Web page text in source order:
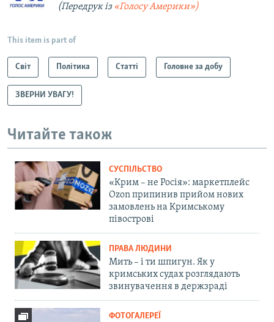
(Передрук із «Голосу Америки»)
This item is part of
Світ Політика Статті Головне за добу
ЗВЕРНИ УВАГУ!
Читайте також
СУСПІЛЬСТВО
«Крим – не Росія»: маркетплейс
Ozon припинив прийом нових
замовлень на Кримському
півострові
ПРАВА ЛЮДИНИ
Мить – і ти шпигун. Як у
кримських судах розглядають
звинувачення в держзраді
ФОТОГАЛЕРЕЇ